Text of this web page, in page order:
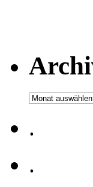
Archiv
.
.